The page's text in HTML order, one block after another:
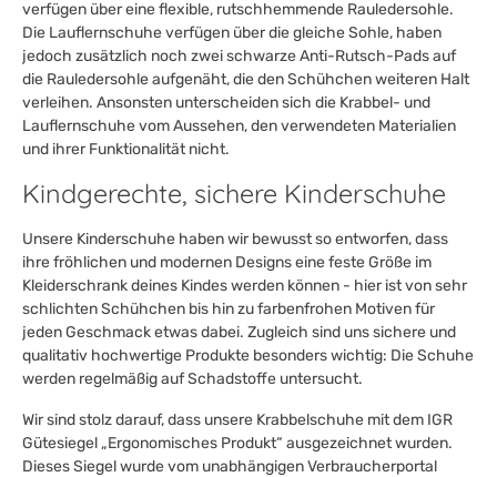
verfügen über eine flexible, rutschhemmende Rauledersohle.
Die Lauflernschuhe verfügen über die gleiche Sohle, haben
jedoch zusätzlich noch zwei schwarze Anti-Rutsch-Pads auf
die Rauledersohle aufgenäht, die den Schühchen weiteren Halt
verleihen. Ansonsten unterscheiden sich die Krabbel- und
Lauflernschuhe vom Aussehen, den verwendeten Materialien
und ihrer Funktionalität nicht.
Kindgerechte, sichere Kinderschuhe
Unsere Kinderschuhe haben wir bewusst so entworfen, dass
ihre fröhlichen und modernen Designs eine feste Größe im
Kleiderschrank deines Kindes werden können - hier ist von sehr
schlichten Schühchen bis hin zu farbenfrohen Motiven für
jeden Geschmack etwas dabei. Zugleich sind uns sichere und
qualitativ hochwertige Produkte besonders wichtig: Die Schuhe
werden regelmäßig auf Schadstoffe untersucht.
Wir sind stolz darauf, dass unsere Krabbelschuhe mit dem IGR
Gütesiegel „Ergonomisches Produkt“ ausgezeichnet wurden.
Dieses Siegel wurde vom unabhängigen Verbraucherportal